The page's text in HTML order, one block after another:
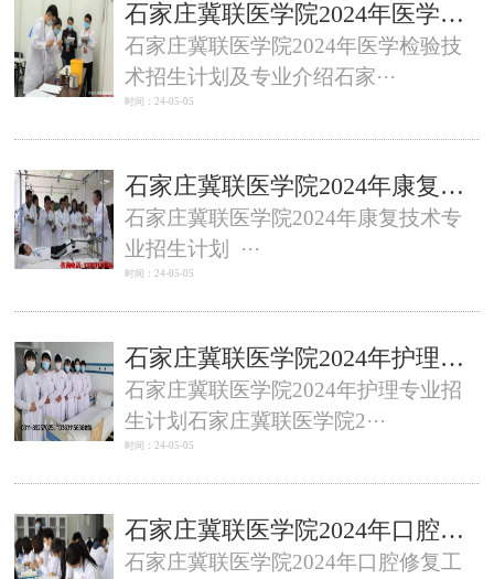
石家庄冀联医学院2024年医学检验技术招生计划及专业介绍
石家庄冀联医学院2024年医学检验技
术招生计划及专业介绍石家···
时间：24-05-05
石家庄冀联医学院2024年康复技术专业招生计划及专业介绍
石家庄冀联医学院2024年康复技术专
业招生计划 ···
时间：24-05-05
石家庄冀联医学院2024年护理专业招生计划及专业介绍
石家庄冀联医学院2024年护理专业招
生计划石家庄冀联医学院2···
时间：24-05-05
石家庄冀联医学院2024年口腔修复工艺招生计划及专业介绍
石家庄冀联医学院2024年口腔修复工